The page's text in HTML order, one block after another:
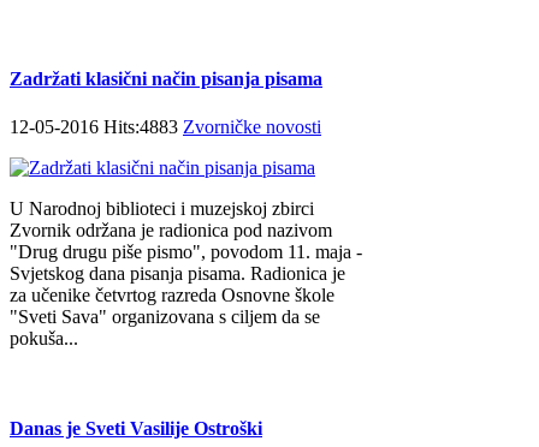
Zadržati klasični način pisanja pisama
12-05-2016 Hits:4883 Zvorničke novosti
U Narodnoj biblioteci i muzejskoj zbirci
Zvornik održana je radionica pod nazivom
"Drug drugu piše pismo", povodom 11. maja -
Svjetskog dana pisanja pisama. Radionica je
za učenike četvrtog razreda Osnovne škole
"Sveti Sava" organizovana s ciljem da se
pokuša...
Danas je Sveti Vasilije Ostroški